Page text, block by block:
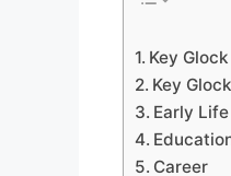
Key
Key
Early Life
Career